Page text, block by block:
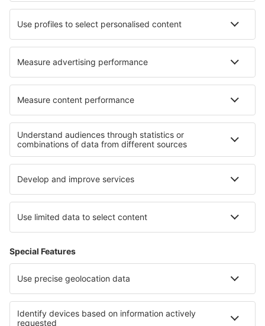
Lufthansa
Despre eSky
Cariere
Termeni şi condiţii
Rezervările mele
Politica de Confidențialitate
Politică cookie
Asistenţă şi contact
Țări
Siteuri internaționale